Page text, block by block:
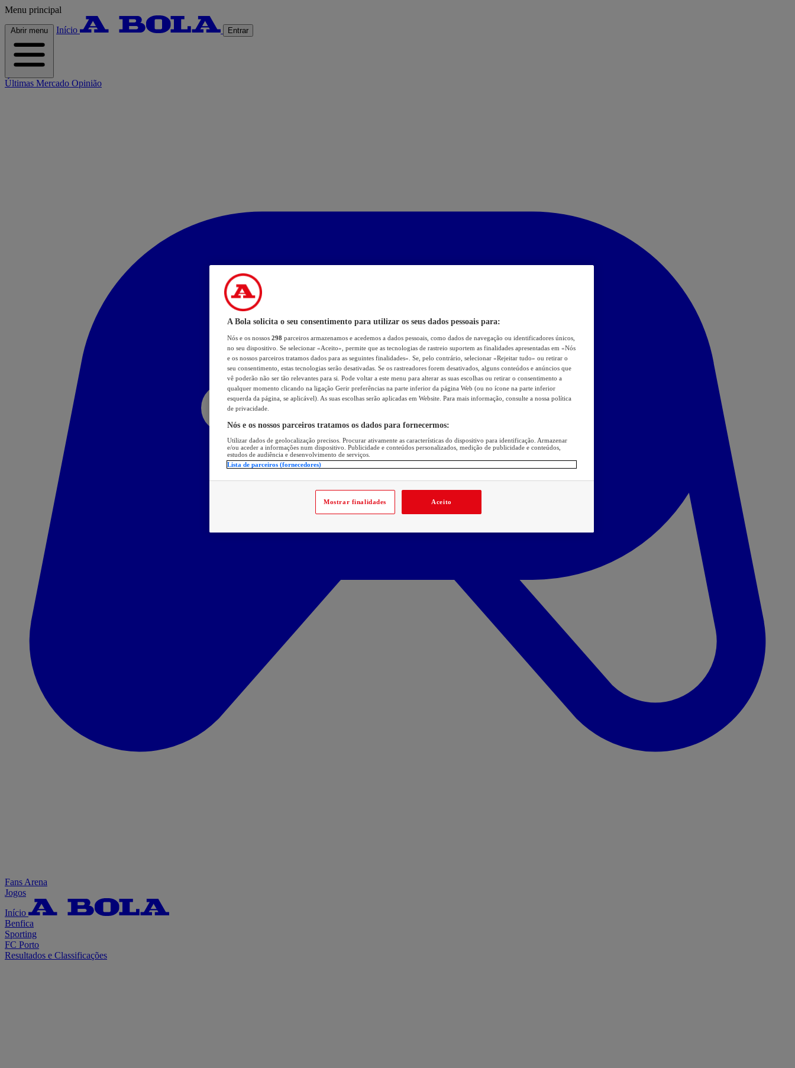
Menu principal
Abrir menu Início Entrar
Últimas Mercado Opinião
Fans Arena
Jogos
Início
Benfica
Sporting
FC Porto
Resultados e Classificações
A Bola solicita o seu consentimento para utilizar os seus dados pessoais para:
Nós e os nossos 298 parceiros armazenamos e acedemos a dados pessoais, como dados de navegação ou identificadores únicos,
no seu dispositivo. Se selecionar «Aceito», permite que as tecnologias de rastreio suportem as finalidades apresentadas em «Nós
e os nossos parceiros tratamos dados para as seguintes finalidades». Se, pelo contrário, selecionar «Rejeitar tudo» ou retirar o
seu consentimento, estas tecnologias serão desativadas. Se os rastreadores forem desativados, alguns conteúdos e anúncios que
vê poderão não ser tão relevantes para si. Pode voltar a este menu para alterar as suas escolhas ou retirar o consentimento a
qualquer momento clicando na ligação Gerir preferências na parte inferior da página Web (ou no ícone na parte inferior
esquerda da página, se aplicável). As suas escolhas serão aplicadas em Website. Para mais informação, consulte a nossa política
de privacidade.
Nós e os nossos parceiros tratamos os dados para fornecermos:
Utilizar dados de geolocalização precisos. Procurar ativamente as características do dispositivo para identificação. Armazenar
e/ou aceder a informações num dispositivo. Publicidade e conteúdos personalizados, medição de publicidade e conteúdos,
estudos de audiência e desenvolvimento de serviços.
Lista de parceiros (fornecedores)
Mostrar finalidades Aceito